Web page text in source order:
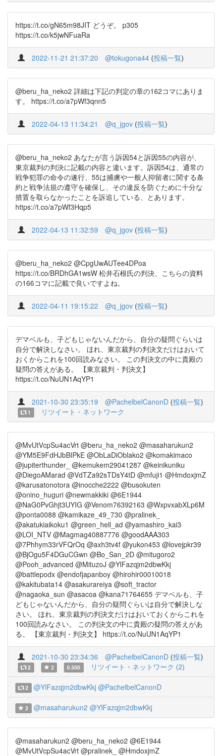
https://t.co/gN65m98JIT どうぞ。 p305
https://t.co/k5jwNFuaRa
2022-11-21 21:37:20 @tokugona44 (投稿一覧)
@beru_ha_neko2 詳細は下記の判定の章の162コマにありま
す。 https://t.co/a7pWf3qnn5
2022-04-13 11:34:21 @q_jgov (投稿一覧)
@beru_ha_neko2 あなたが言う訴因54と訴因55の内容が、
東京裁判の判決に記載の内容と違います。訴因54は、通常の
戦争犯罪の命令の遂行、55は捕虜や一般人抑留者に関する条
約と戦争法規の遵守を確保し、その違反を防ぐために十分な
措置を取らなかったことを訴追している、とあります。
https://t.co/a7pWf3Hqp5
2022-04-13 11:32:59 @q_jgov (投稿一覧)
@beru_ha_neko2 @CpgUwAUTee4DPoa
https://t.co/BRDhGA1wsW 松井石根氏の判決、こちらの資料
の166コマに記載で良いですよね。
2022-04-11 19:15:22 @q_jgov (投稿一覧)
デマベルも、子どもじゃないんだから、自分の疑問ぐらいは
自分で解決しなさい。 ほれ、東京裁判の判決文だけはおいて
おくからこれを100回読みなさい。 この判決文の中に貴殿の
疑問の答えがある。 【東京裁判・判決文】
https://t.co/NuUN1AqYP1
2021-10-30 23:35:19 @PachelbelCanonD (投稿一覧)
1 リツイート・ネットワーク
@MvUtVcpSu4acVrt @beru_ha_neko2 @masaharukun2
@YM5E9FdHJbBIPkE @ObLaDiOblako2 @komakimaco
@jupiterthunder_ @kemukem29041287 @keinikuniku
@DiegoAMarad @VdTZa92sTDsY4tD @mfuji1 @HmdoxjmZ
@karusatonotora @inocche2222 @busokuten
@onino_huguri @newmakkiki @6E1944
@NaG0PvGhjt3UYIG @Venom76392163 @WxpvxabXLp6M
@ponta0088 @kamikaze_49_730 @pralinek_
@akatukiaikoku1 @green_hell_ad @yamashiro_kai3
@LOI_NTV @Magmag40887776 @goodAAA303
@7Phhym33rVFQrOq @axh3tv4f @yukon453 @lovejpkr39
@BjOgu5F4DGuCGwn @Bo_San_2D @mitugoro2
@Pooh_advanced @MituzoJ @YlFazqjm2dbwKkj
@battlepodx @endofjapanboy @hirohir00010018
@kakitubata14 @asakurareiya @soft_tractor
@nagaoka_sun @asacoa @kana71764655 デマベルも、子
どもじゃないんだから、自分の疑問ぐらいは自分で解決しな
さい。 ほれ、東京裁判の判決文だけはおいておくからこれを
100回読みなさい。 この判決文の中に貴殿の疑問の答えがあ
る。 【東京裁判・判決文】 https://t.co/NuUN1AqYP1
2021-10-30 23:34:36 @PachelbelCanonD (投稿一覧)
2 2 0.500 リツイート・ネットワーク (2)
2 @YlFazqjm2dbwKkj @PachelbelCanonD
2 @masaharukun2 @YlFazqjm2dbwKkj
@masaharukun2 @beru_ha_neko2 @6E1944
@MvUtVcpSu4acVrt @pralinek_ @HmdoxjmZ